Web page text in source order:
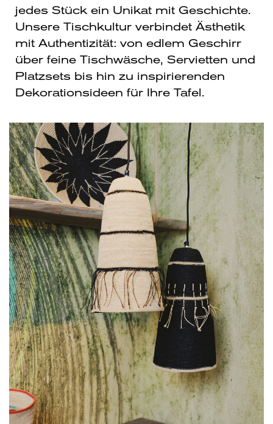
jedes Stück ein Unikat mit Geschichte.
Unsere Tischkultur verbindet Ästhetik
mit Authentizität: von edlem Geschirr
über feine Tischwäsche, Servietten und
Platzsets bis hin zu inspirierenden
Dekorationsideen für Ihre Tafel.